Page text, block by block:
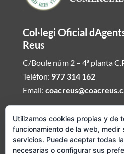
Col·legi Oficial
Reus
C/Boule núm 2 – 4ª planta
Telèfon: 977 314 162
Email:
Horari del Col·legi
De dilluns a divendres de
Utilizamos cookies propias y de
funcionamiento de la web, medir
servicios. Puede aceptar todas
necesarias o configurar sus